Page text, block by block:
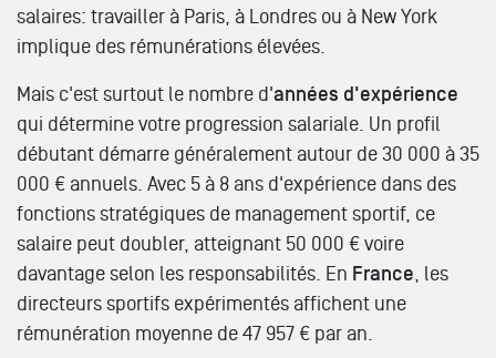
salaires: travailler à Paris, à Londres ou à New York
implique des rémunérations élevées.
Mais c'est surtout le nombre d'années d'expérience
qui détermine votre progression salariale. Un profil
débutant démarre généralement autour de 30 000 à 35
000 € annuels. Avec 5 à 8 ans d'expérience dans des
fonctions stratégiques de management sportif, ce
salaire peut doubler, atteignant 50 000 € voire
davantage selon les responsabilités. En France, les
directeurs sportifs expérimentés affichent une
rémunération moyenne de 47 957 € par an.